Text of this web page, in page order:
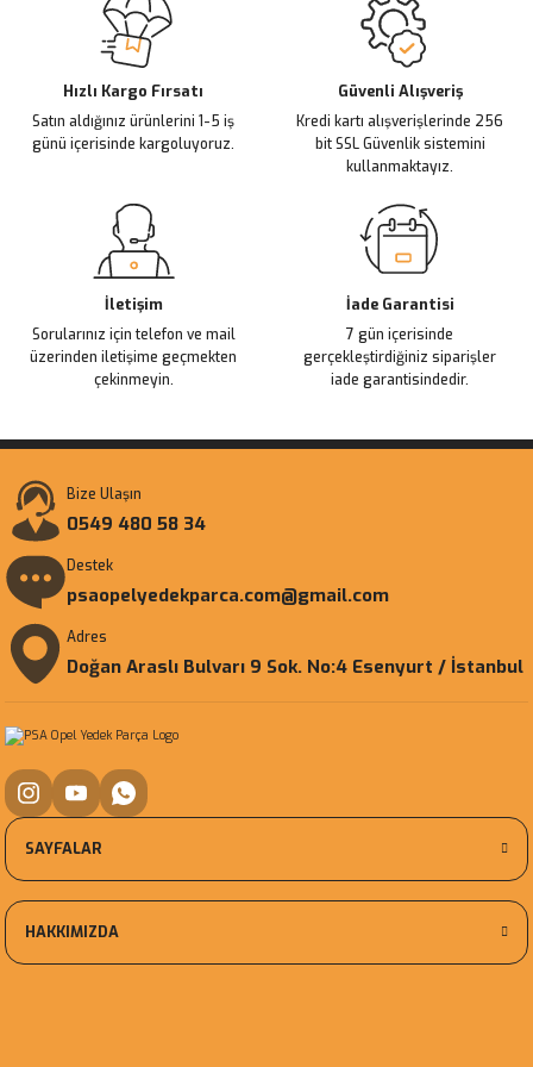
Ürün açıklamasında eksik bilgiler bulunuyor.
Ürün bilgilerinde hatalar bulunuyor.
Ürün fiyatı diğer sitelerden daha pahalı.
Bu ürüne benzer farklı alternatifler olmalı.
Hızlı Kargo Fırsatı
Satın aldığınız ürünlerini 1-5 iş
günü içerisinde kargoluyoruz.
Güvenli Alışveriş
Kredi kartı alışverişlerinde 256
bit SSL Güvenlik sistemini
kullanmaktayız.
İletişim
Sorularınız için telefon ve mail
üzerinden iletişime geçmekten
çekinmeyin.
İade Garantisi
7 gün içerisinde
gerçekleştirdiğiniz siparişler
iade garantisindedir.
Bize Ulaşın
0549 480 58 34
Destek
psaopelyedekparca.com@gmail.com
Adres
Doğan Araslı Bulvarı 9 Sok. No:4 Esenyurt / İstanbul
SAYFALAR
HAKKIMIZDA